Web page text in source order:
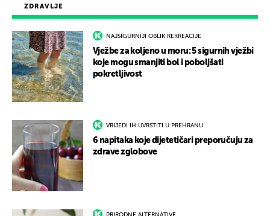
ZDRAVLJE
NAJSIGURNIJI OBLIK REKREACIJE
Vježbe za koljeno u moru: 5 sigurnih vježbi
koje mogu smanjiti bol i poboljšati
pokretljivost
VRIJEDI IH UVRSTITI U PREHRANU
6 napitaka koje dijetetičari preporučuju za
zdrave zglobove